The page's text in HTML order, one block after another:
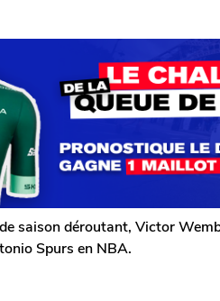
saison déroutant, Victor
Spurs en NBA.